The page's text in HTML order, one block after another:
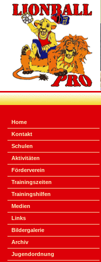
Home
Kontakt
Schulen
Aktivitäten
Förderverein
Trainingszeiten
Trainingshilfen
Medien
Links
Bildergalerie
Archiv
Jugendordnung